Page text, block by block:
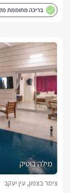
בריכה מחוממת
מילה בוטיק
צימר בצפון, עין יעקב